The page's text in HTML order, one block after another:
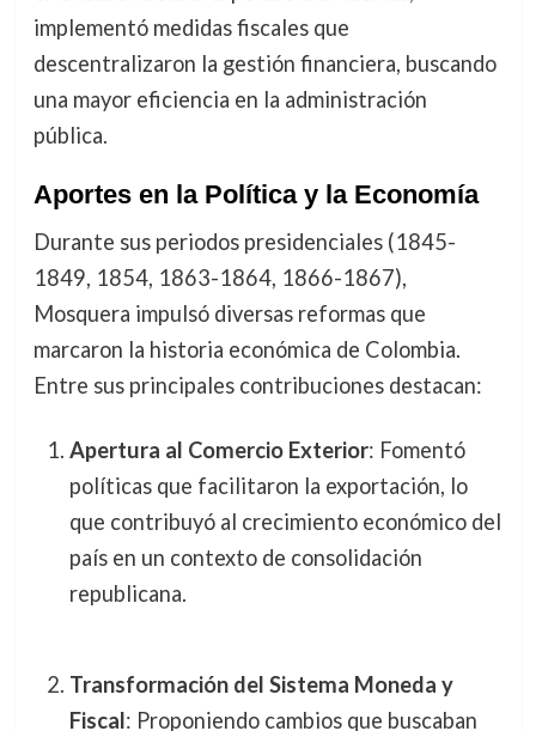
implementó medidas fiscales que
descentralizaron la gestión financiera, buscando
una mayor eficiencia en la administración
pública.
Aportes en la Política y la Economía
Durante sus periodos presidenciales (1845-
1849, 1854, 1863-1864, 1866-1867),
Mosquera impulsó diversas reformas que
marcaron la historia económica de Colombia.
Entre sus principales contribuciones destacan:
Apertura al Comercio Exterior: Fomentó
políticas que facilitaron la exportación, lo
que contribuyó al crecimiento económico del
país en un contexto de consolidación
republicana.
Transformación del Sistema Moneda y
Fiscal: Proponiendo cambios que buscaban